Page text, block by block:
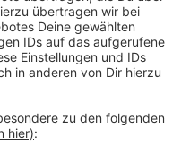
– etwa beim Transport
verboten bleiben